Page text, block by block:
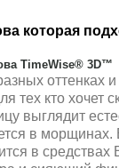
которая
TimeWise® 3D™
оттенках
тех кто хочет
выглядит
в
в